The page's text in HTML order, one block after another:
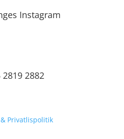
Instagram
2819 2882
& Privatlispolitik